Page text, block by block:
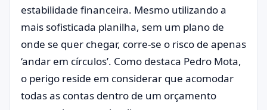
estabilidade financeira. Mesmo utilizando a
mais sofisticada planilha, sem um plano de
onde se quer chegar, corre-se o risco de apenas
‘andar em círculos’. Como destaca Pedro Mota,
o perigo reside em considerar que acomodar
todas as contas dentro de um orçamento